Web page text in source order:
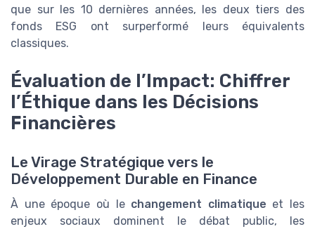
que sur les 10 dernières années, les deux tiers des
fonds ESG ont surperformé leurs équivalents
classiques.
Évaluation de l’Impact: Chiffrer
l’Éthique dans les Décisions
Financières
Le Virage Stratégique vers le
Développement Durable en Finance
À une époque où le changement climatique et les
enjeux sociaux dominent le débat public, les